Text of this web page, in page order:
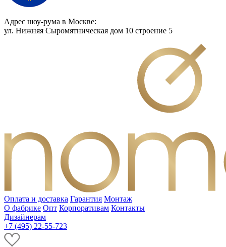
Адрес шоу-рума в Москве:
ул. Нижняя Сыромятническая дом 10 cтроение 5
Оплата и доставка Гарантия Монтаж
О фабрике Опт Корпоративам Контакты
Дизайнерам
+7 (495) 22-55-723